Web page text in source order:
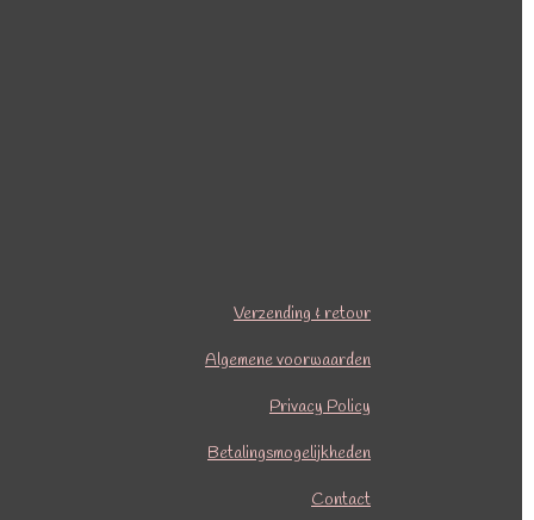
Verzending & retour
Algemene voorwaarden
Privacy Policy
Betalingsmogelijkheden
Contact